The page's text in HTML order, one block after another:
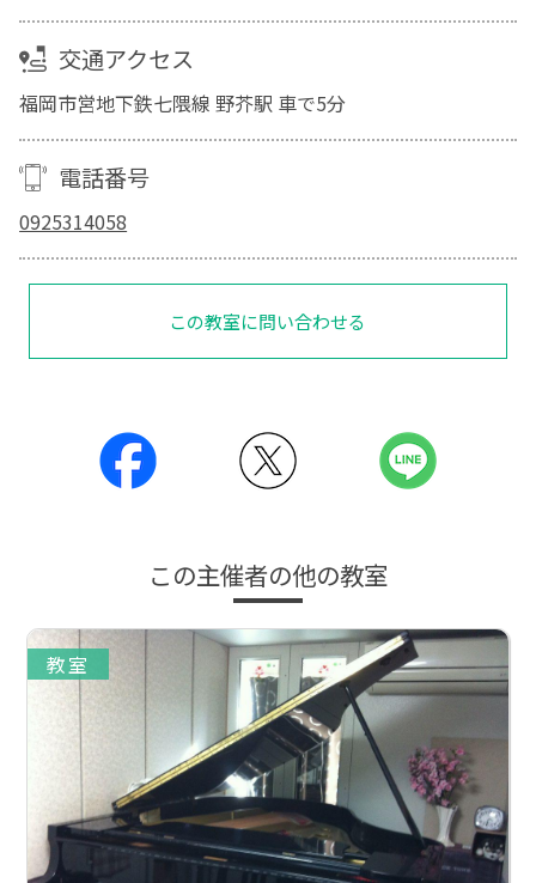
交通アクセス
福岡市営地下鉄七隈線 野芥駅 車で5分
電話番号
0925314058
この教室に問い合わせる
この主催者の他の教室
教室